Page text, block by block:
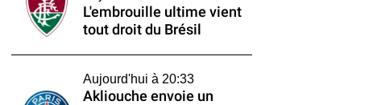
L'embrouille ultime vient
tout droit du Brésil
Aujourd'hui à 20:33
Akliouche envoie un